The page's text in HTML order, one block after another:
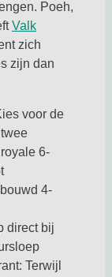
Poeh,
Valk
in een nieuwe
zich
zijn dan
voor de
6-
4-
direct bij
Terwijl